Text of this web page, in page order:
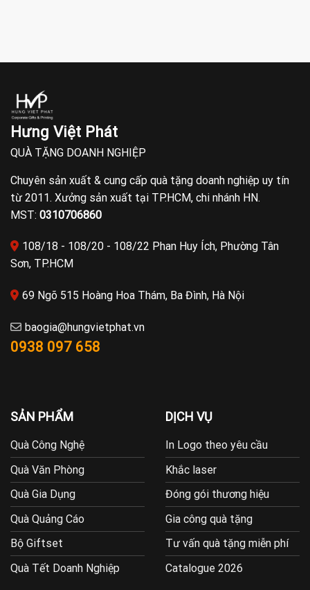
Hưng Việt Phát
QUÀ TẶNG DOANH NGHIỆP
Chuyên sản xuất & cung cấp quà tặng doanh nghiệp uy tín
từ 2011. Xưởng sản xuất tại TP.HCM, chi nhánh HN.
MST: 0310706860
108/18 - 108/20 - 108/22 Phan Huy Ích, Phường Tân
Sơn, TP.HCM
69 Ngõ 515 Hoàng Hoa Thám, Ba Đình, Hà Nội
baogia@hungvietphat.vn
0938 097 658
SẢN PHẨM
Quà Công Nghệ
Quà Văn Phòng
Quà Gia Dụng
Quà Quảng Cáo
Bộ Giftset
Quà Tết Doanh Nghiệp
DỊCH VỤ
In Logo theo yêu cầu
Khắc laser
Đóng gói thương hiệu
Gia công quà tặng
Tư vấn quà tặng miễn phí
Catalogue 2026